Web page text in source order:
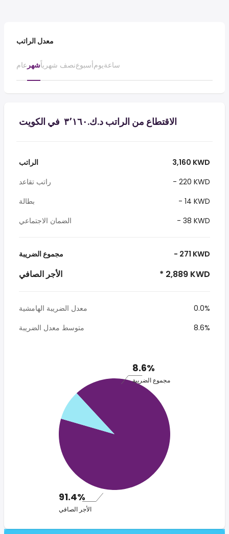
معدل الراتب
عام شهرنصف شهرياًأسبوعيومساعة
الاقتطاع من الراتب د.ك.‏٣٬١٦٠ ‏ في الكويت
الراتب
3,160 KWD
راتب تقاعد
- 220 KWD
بطالة
- 14 KWD
الضمان الاجتماعي
- 38 KWD
مجموع الضريبة - 271 KWD
الأجر الصافي * 2,889 KWD
معدل الضريبة الهامشية
0.0%
متوسط معدل الضريبة
8.6%
8.6%
مجموع الضريبة
91.4%
الأجر الصافي